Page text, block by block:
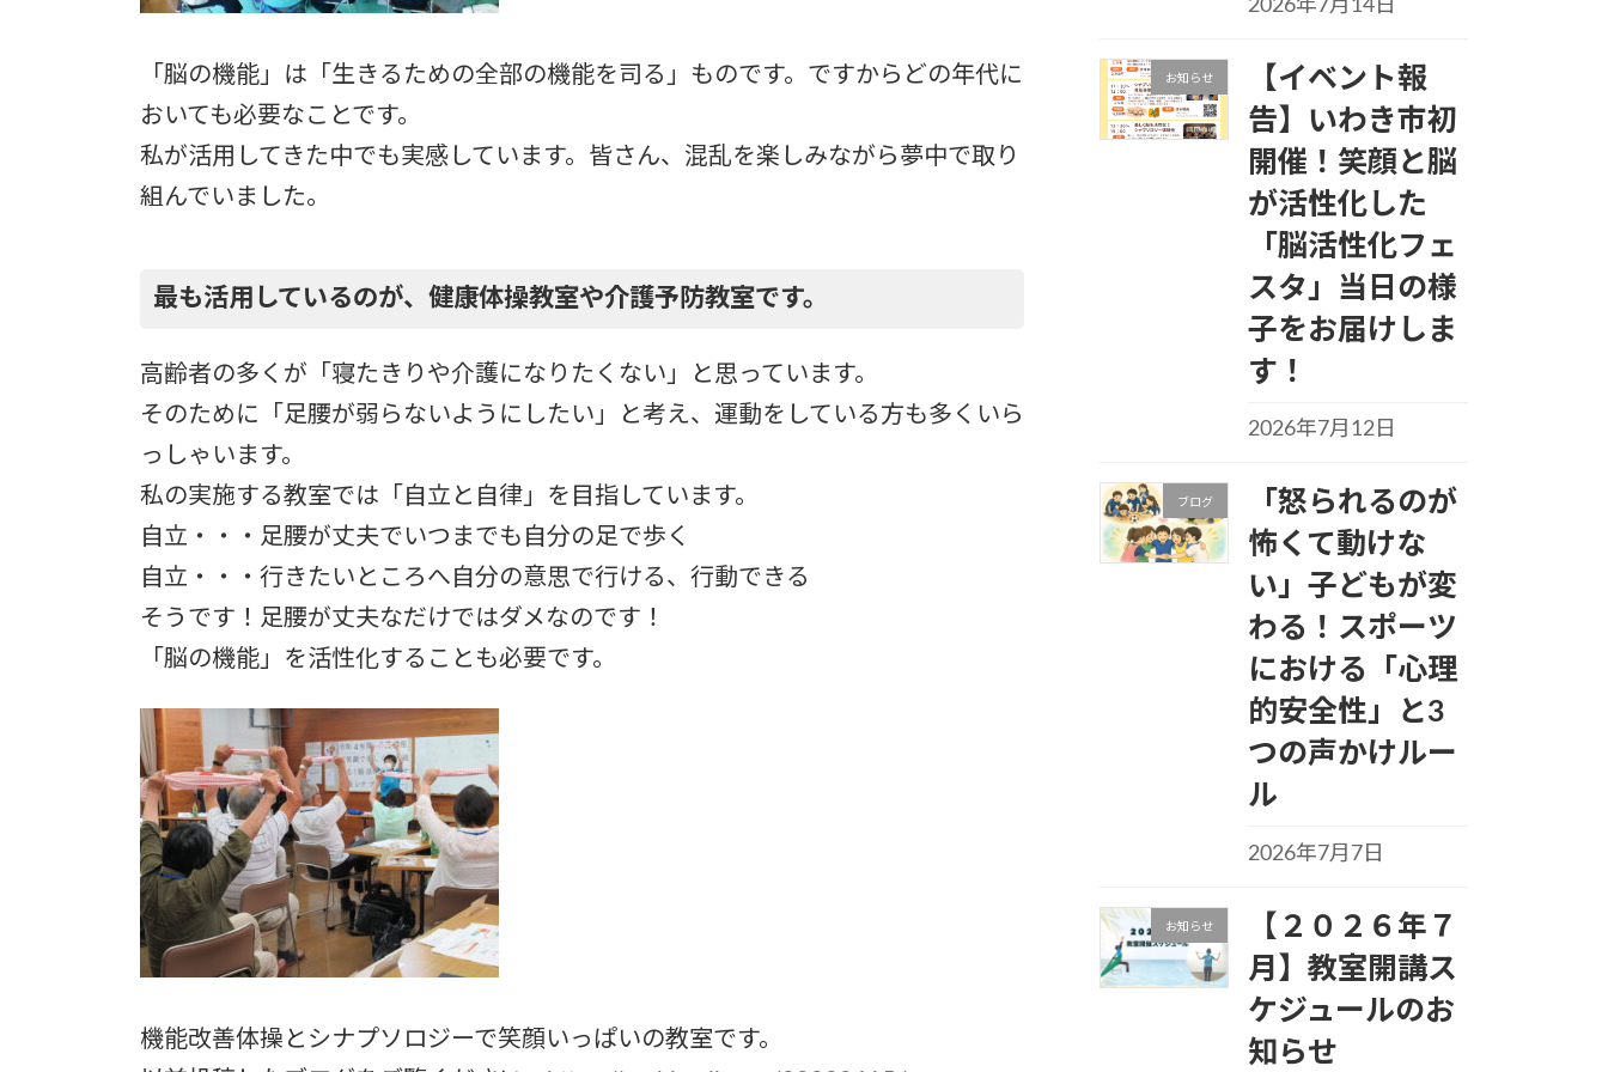
「脳の機能」は「生きるための全部の機能を司る」ものです。ですからどの年代に
おいても必要なことです。
私が活用してきた中でも実感しています。皆さん、混乱を楽しみながら夢中で取り
組んでいました。
最も活用しているのが、健康体操教室や介護予防教室です。
高齢者の多くが「寝たきりや介護になりたくない」と思っています。
そのために「足腰が弱らないようにしたい」と考え、運動をしている方も多くいら
っしゃいます。
私の実施する教室では「自立と自律」を目指しています。
自立・・・足腰が丈夫でいつまでも自分の足で歩く
自立・・・行きたいところへ自分の意思で行ける、行動できる
そうです！足腰が丈夫なだけではダメなのです！
「脳の機能」を活性化することも必要です。
機能改善体操とシナプソロジーで笑顔いっぱいの教室です。
2026年7月14日
お知らせ
【イベント報
告】いわき市初
開催！笑顔と脳
が活性化した
「脳活性化フェ
スタ」当日の様
子をお届けしま
す！
2026年7月12日
ブログ
「怒られるのが
怖くて動けな
い」子どもが変
わる！スポーツ
における「心理
的安全性」と3
つの声かけルー
ル
2026年7月7日
お知らせ
【２０２６年７
月】教室開講ス
ケジュールのお
知らせ